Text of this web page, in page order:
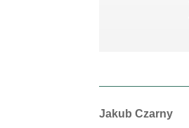
Autorzy:
Jakub Czarny